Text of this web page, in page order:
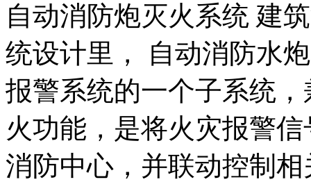
自动消防炮灭火系统 建
统设计里， 自动消防水
报警系统的一个子系统
火功能，是将火灾报警
消防中心，并联动控制